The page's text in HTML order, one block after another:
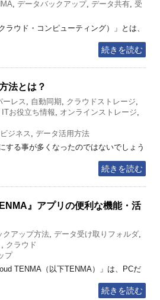
, データバックアップ, データ共有, 受
ウド・コンピューティング）」とは、
続きを読む
法とは？
ーレス , 自動同期, クラウドストレージ,
ITお役立ち情報, オンラインストレージ,
ジネス , データ活用方法
する事が多くなったのではないでしょう
続きを読む
』アプリの便利な機能・活
クアップ方法, データ受け取りフォルダ,
, クラウド
プ
TENMA（以下TENMA）」は、PCだ
続きを読む